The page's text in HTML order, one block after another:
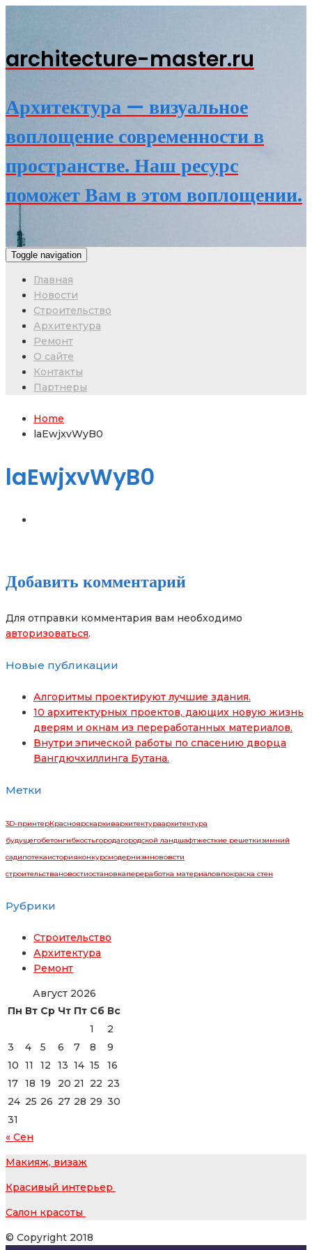
architecture-master.ru
Архитектура — визуальное
воплощение современности в
пространстве. Наш ресурс
поможет Вам в этом воплощении.
Toggle navigation
Главная
Новости
Строительство
Архитектура
Ремонт
О сайте
Контакты
Партнеры
Home
laEwjxvWyB0
laEwjxvWyB0
Добавить комментарий
Для отправки комментария вам необходимо
авторизоваться.
Новые публикации
Алгоритмы проектируют лучшие здания.
10 архитектурных проектов, дающих новую жизнь
дверям и окнам из переработанных материалов.
Внутри эпической работы по спасению дворца
Вангдючхиллинга Бутана.
Метки
3D-принтерКрасноярскархивархитектураархитектура
будущегобетонгибкостьгородагородской ландшафтжесткие решеткизимний
садипотекаисторияконкурсмодернизмнововсти
строительствановостиостановкапереработка материаловпокраска стен
Рубрики
Строительство
Архитектура
Ремонт
Август 2026
Пн Вт Ср Чт Пт Сб Вс
1
2
3
4 5 6 7 8
9
10 11 12 13 14 15
16
17 18 19 20 21 22 23
24 25 26 27 28 29 30
31
« Сен
Макияж, визаж
Красивый интерьер
Салон красоты
© Copyright 2018